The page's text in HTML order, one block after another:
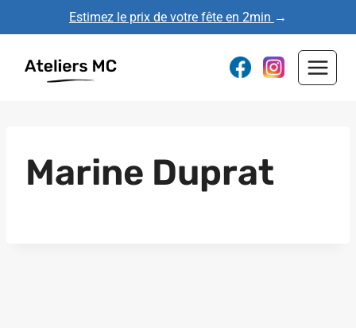
au
contenu
Estimez le prix de votre fête en 2min →
Marine Duprat